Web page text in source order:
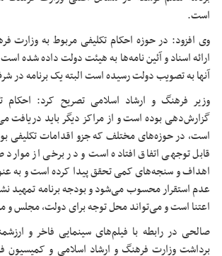
است.
وی افزود: در حوزه احکام تکلیفی مربوط به وزارت
ارائه اسناد و آئین نامه‌ها به هیئت دولت داده شده
آنها به تصویب دولت رسیده است البته یک برنامه در
وزیر فرهنگ و ارشاد اسلامی تصریح کرد: احکام
گزارش‌دهی بوده است و از مراکز دیگر باید دریافت
است، در حوزه‌های مختلف کهجزواقدامات تکلیفی
قابل توجهی اتفاق افتاده است و در برخی از
اهداف و سنجه‌های کمی تحقق پیدا کرده است و به
عدم استقرار محسوب می‌شود و بودجه برنامه تمهید
اعتنا است و می‌تواند محل توجه برای دولت، مجلس و
صالحی در رابطه با فیلم‌های سینمایی فاخر و
برداشت وزارت فرهنگ و ارشاد اسلامی و